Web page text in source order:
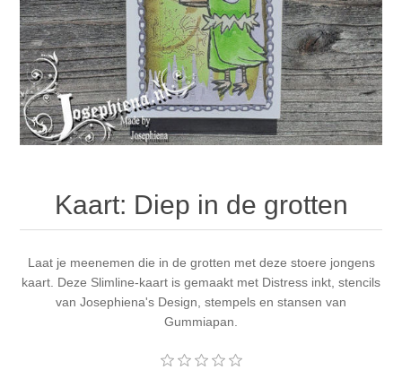
Stompkaarsen
Magic
Personen
Steampunk
60 bij 40 cm
Alcohol ink
Embossing
Foto's
Inkt
Inkleuren
Gummiapan
Lavinia Stamps
CraftEmotions
Distress
Ranger
Inspiratie
Art Journal 2025
Kaarten 2025
Art Journal 2024
Kaarten 2023
Kaart: Diep in de grotten
Laat je meenemen die in de grotten met deze stoere jongens
kaart. Deze Slimline-kaart is gemaakt met Distress inkt, stencils
van Josephiena's Design, stempels en stansen van
Gummiapan.